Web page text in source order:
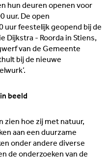
hun deuren openen voor
uur. De open
uur feestelijk geopend bij de
Dijkstra - Roorda in Stiens,
van de Gemeente
bij de nieuwe
beeld
zien hoe zij met natuur,
aan een duurzame
onder andere diverse
de onderzoeken van de